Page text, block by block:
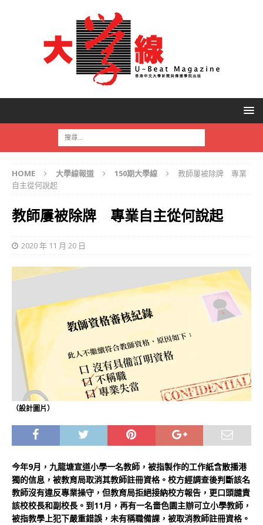
HOME 大學線報道 150期大學線
教師屢被除牌 專業
自主從何說起
教師屢被除牌 專業自主從何說起
2020 年 11 月 20 日
（設計圖片）
今年9月，九龍塘宣道小學一名教師，被指製作的工作紙含散播港
獨的信息，被教育局取消其教師註冊資格。校方經調查後判斷該名
教師沒有違反專業操守，但教育局拒絕接納校方報告，更口頭譴責
該校校長和副校長。到11月，再有一名嗇色園主辦可立小學教師，
被指教學上犯下嚴重錯誤，未有稱職備課，被取消教師註冊資格。